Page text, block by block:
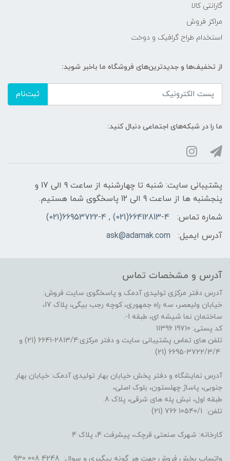
گارانتی کالا
مراکز فروش
استخدام طراح گرافیک و دوخت
از تخفیف‌ها و جدیدترین‌های فروشگاه ما باخبر شوید:
ثبت‌نام
ما را در شبکه‌های اجتماعی دنبال کنید:
پشتیبانی سایت: شنبه تا چهارشنبه از ساعت 9 الی 17 و
پنجشنبه ها از ساعت 9 الی 12 پاسخگوی شما هستیم.
شماره تماس:
66412813-4(021) , 66953722-4(021)
آدرس ایمیل:
ask@adamak.com
آدرس و مشخصات تماس
آدرس دفتر مرکزی تولیدی آدمک و پاسخگوی سایت فروش:
خیابان ولیعصر، سه راه جمهوری، کوچه رجب بیگی، پلاک 17،
ساختمان نما شیشه ای، طبقه 1-.
کد پستی: 19710 11396
تلفن های تماس پشتیبانی سایت و دفتر مرکزی:2813/4-6641 (21) و
آدرس نمایشگاه و دفتر پخش خیابان بهار تولیدی آدمک: خیابان بهار
جنوبی، پاساژ چهلستون، بلوک اصلی،
طبقه اول، نبش پله های شرقی، پلاک 8.
تلفن: 10540/1 766 (21)
کارخانه: شهرک صنعتی قرچک، پیشرفت 4، پلاک 4
واتساپ بخش فروش جهت هر گونه پیگیری و سوال: 4248 008 930